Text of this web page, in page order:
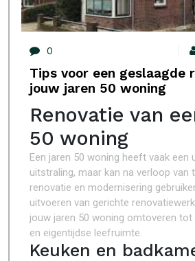
0
Tips voor een geslaagde
jouw jaren 50 woning
Renovatie van
50 woning
Een jaren 50 woning heeft vaak een
uitstraling, maar kan na verloop van
renovatie en modernisering
uitvoeren van gerichte
jouw jaren 50 woning omtoveren
en eigentijdse leefruimte.
Keuken en